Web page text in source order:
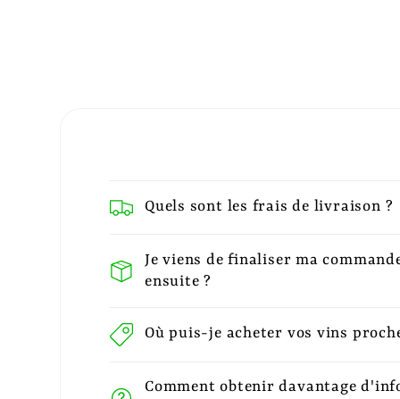
Quels sont les frais de livraison ?
Je viens de finaliser ma
ensuite ?
Où puis-je acheter vos vins
Comment obtenir davantage